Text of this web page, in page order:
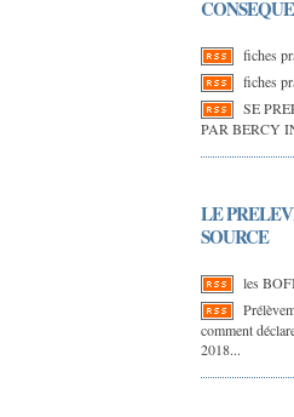
fiches
fiches
SE
PAR BERCY
LE
SOURCE
les
comment
2018...